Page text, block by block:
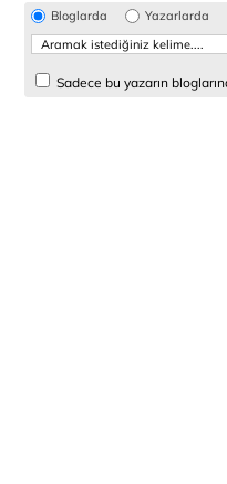
Bloglarda Yazarlarda
Sadece bu yazarın